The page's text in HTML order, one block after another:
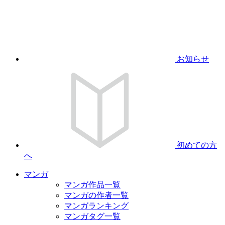
お知らせ
初めての方
へ
マンガ
マンガ作品一覧
マンガの作者一覧
マンガランキング
マンガタグ一覧